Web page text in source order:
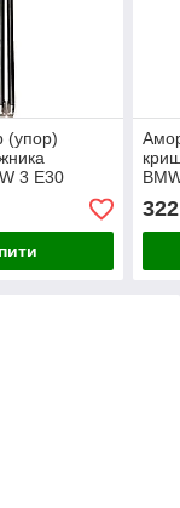
(упор)
3 E30
25
322